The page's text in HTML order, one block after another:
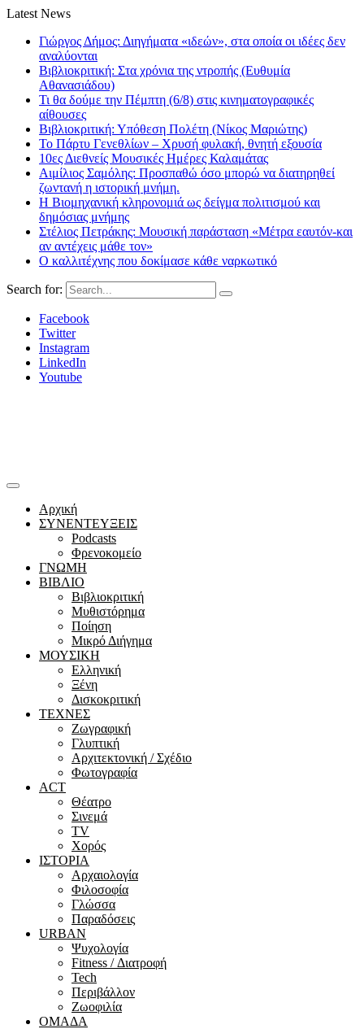
Latest News
Γιώργος Δήμος: Διηγήματα «ιδεών», στα οποία οι ιδέες δεν
αναλύονται
Βιβλιοκριτική: Στα χρόνια της ντροπής (Ευθυμία
Αθανασιάδου)
Τι θα δούμε την Πέμπτη (6/8) στις κινηματογραφικές
αίθουσες
Βιβλιοκριτική: Υπόθεση Πολέτη (Νίκος Μαριώτης)
Το Πάρτυ Γενεθλίων – Χρυσή φυλακή, θνητή εξουσία
10ες Διεθνείς Μουσικές Ημέρες Καλαμάτας
Αιμίλιος Σαμόλης: Προσπαθώ όσο μπορώ να διατηρηθεί
ζωντανή η ιστορική μνήμη.
Η Βιομηχανική κληρονομιά ως δείγμα πολιτισμού και
δημόσιας μνήμης
Στέλιος Πετράκης: Μουσική παράσταση «Μέτρα εαυτόν-και
αν αντέχεις μάθε τον»
Ο καλλιτέχνης που δοκίμασε κάθε ναρκωτικό
Search for:
Facebook
Twitter
Instagram
LinkedIn
Youtube
Αρχική
ΣΥΝΕΝΤΕΥΞΕΙΣ
Podcasts
Φρενοκομείο
ΓΝΩΜΗ
ΒΙΒΛΙΟ
Βιβλιοκριτική
Μυθιστόρημα
Ποίηση
Μικρό Διήγημα
ΜΟΥΣΙΚΗ
Ελληνική
Ξένη
Δισκοκριτική
ΤΕΧΝΕΣ
Ζωγραφική
Γλυπτική
Αρχιτεκτονική / Σχέδιο
Φωτογραφία
ACT
Θέατρο
Σινεμά
ΤV
Χορός
ΙΣΤΟΡΙΑ
Αρχαιολογία
Φιλοσοφία
Γλώσσα
Παραδόσεις
URBAN
Ψυχολογία
Fitness / Διατροφή
Tech
Περιβάλλον
Ζωοφιλία
ΟΜΑΔΑ